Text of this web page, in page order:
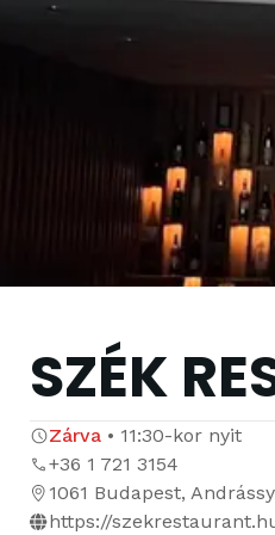
SZÉK
Zárva• 11:30-kor nyit
+36 1 721 3154
1061 Budapest,
https://